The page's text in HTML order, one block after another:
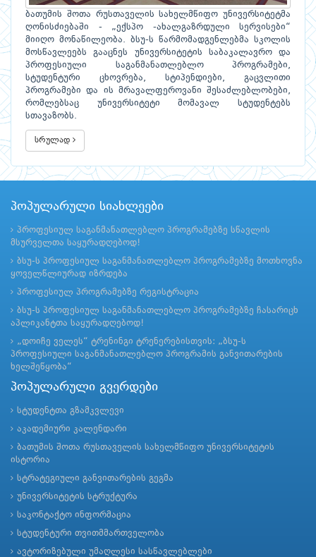
ბათუმის შოთა რუსთაველის სახელმწიფო უნივერსიტეტმა
ღონისძიებაში - „ექსპო -ახალგაზრდული სერვისები“
მიიღო მონაწილეობა. ბსუ-ს წარმომადგენლებმა სკოლის
მოსწავლეებს გააცნეს უნივერსიტეტის საბაკალავრო და
პროფესიული საგანმანათლებლო პროგრამები,
სტუდენტური ცხოვრება, სტიპენდიები, გაცვლითი
პროგრამები და ის მრავალფეროვანი შესაძლებლობები,
რომლებსაც უნივერსიტეტი მომავალ სტუდენტებს
სთავაზობს.
სრულად
პოპულარული სიახლეები
პროფესიულ საგანმანათლებლო პროგრამებზე სწავლის
მსურველთა საყურადღებოდ!
ბსუ-ს პროფესიულ საგანმანათლებლო პროგრამებზე მოთხოვნა
ყოველწლიურად იზრდება
პროფესიულ პროგრამებზე რეგისტრაცია
ბსუ-ს პროფესიულ საგანმანათლებლო პროგრამებზე ჩასარიცხ
აპლიკანტთა საყურადღებოდ!
„დოიჩე ველეს“ ტრენინგი ტრენერებისთვის: „ბსუ-ს
პროფესიული საგანმანათლებლო პროგრამის განვითარების
ხელშეწყობა“
პოპულარული გვერდები
სტუდენტთა გზამკვლევი
აკადემიური კალენდარი
ბათუმის შოთა რუსთაველის სახელმწიფო უნივერსიტეტის
ისტორია
სტრატეგიული განვითარების გეგმა
უნივერსიტეტის სტრუქტურა
საკონტაქტო ინფორმაცია
სტუდენტური თვითმმართველობა
ავტორიზებული უმაღლესი სასწავლებლები